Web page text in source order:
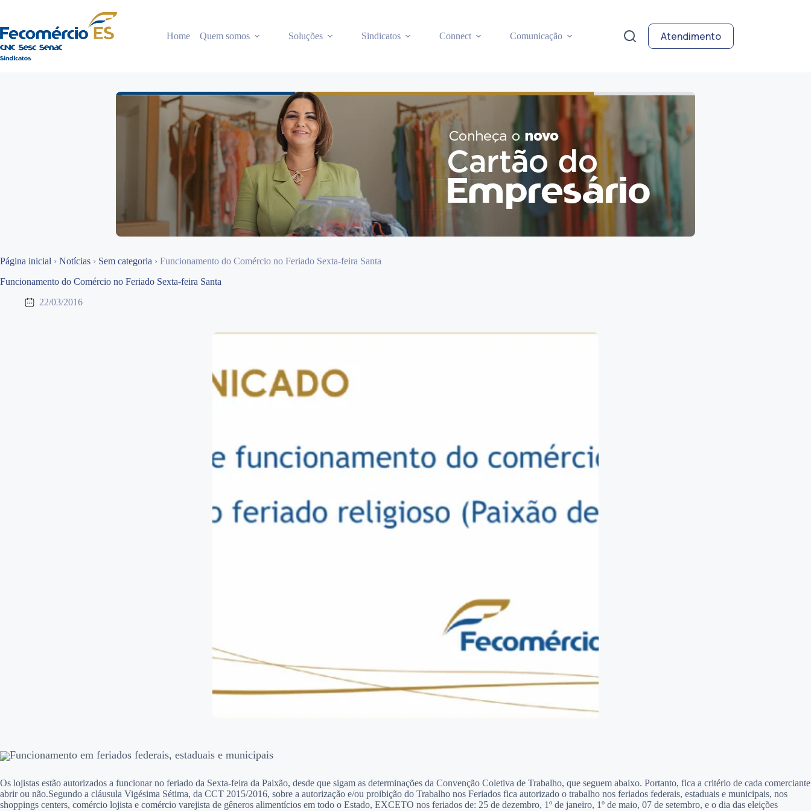
o
conteúdo
Home Quem somos Soluções Sindicatos Connect Comunicação Atendimento
Página inicial › Notícias › Sem categoria › Funcionamento do Comércio no Feriado Sexta-feira Santa
Funcionamento do Comércio no Feriado Sexta-feira Santa
22/03/2016
Funcionamento em feriados federais, estaduais e municipais
Os lojistas estão autorizados a funcionar no feriado da Sexta-feira da Paixão, desde que sigam as determinações da Convenção Coletiva de Trabalho, que seguem abaixo. Portanto, fica a critério de cada comerciante
abrir ou não.Segundo a cláusula Vigésima Sétima, da CCT 2015/2016, sobre a autorização e/ou proibição do Trabalho nos Feriados fica autorizado o trabalho nos feriados federais, estaduais e municipais, nos
shoppings centers, comércio lojista e comércio varejista de gêneros alimentícios em todo o Estado, EXCETO nos feriados de: 25 de dezembro, 1º de janeiro, 1º de maio, 07 de setembro, e o dia das eleições